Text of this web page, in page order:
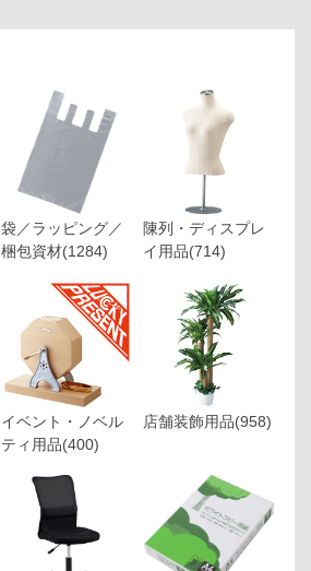
袋／ラッピング／
梱包資材(1284)
陳列・ディスプレ
イ用品(714)
イベント・ノベル
ティ用品(400)
店舗装飾用品(958)